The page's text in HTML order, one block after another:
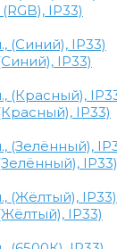
IP33)
IP33)
IP33)
IP33)
IP33)